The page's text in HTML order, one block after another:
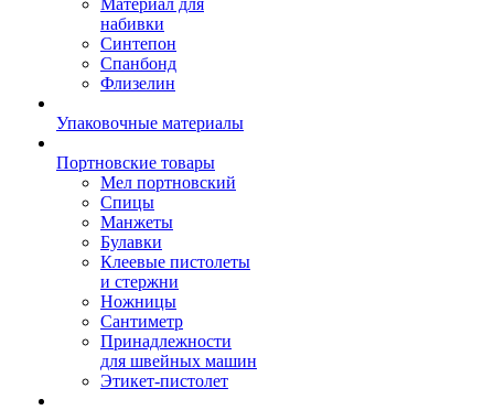
Материал для
набивки
Синтепон
Спанбонд
Флизелин
Упаковочные материалы
Портновские товары
Мел портновский
Спицы
Манжеты
Булавки
Клеевые пистолеты
и стержни
Ножницы
Сантиметр
Принадлежности
для швейных машин
Этикет-пистолет